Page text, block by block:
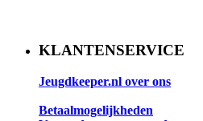
KLANTENSERVICE
Jeugdkeeper.nl over ons
Betaalmogelijkheden